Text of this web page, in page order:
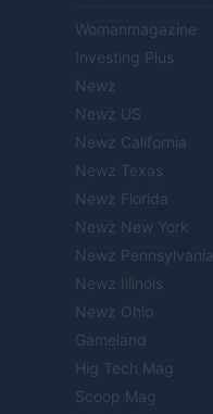
Womanmagazine
Investing Plus
Newz
Newz US
Newz California
Newz Texas
Newz Florida
Newz New York
Newz Pennsylvania
Newz Illinois
Newz Ohio
Gameland
Hig Tech Mag
Scoop Mag